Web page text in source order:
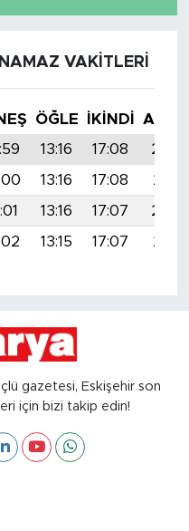
VAKITLERI
ÖĞLE İKINDI
13:16 17:08
13:16 17:08
20:21
13:16 17:07
13:15 17:07 20:19
gazetesi, Eskişehir son
için bizi takip edin!